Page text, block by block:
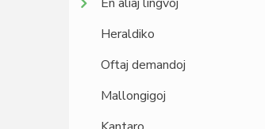
Heraldiko
Oftaj demandoj
Mallongigoj